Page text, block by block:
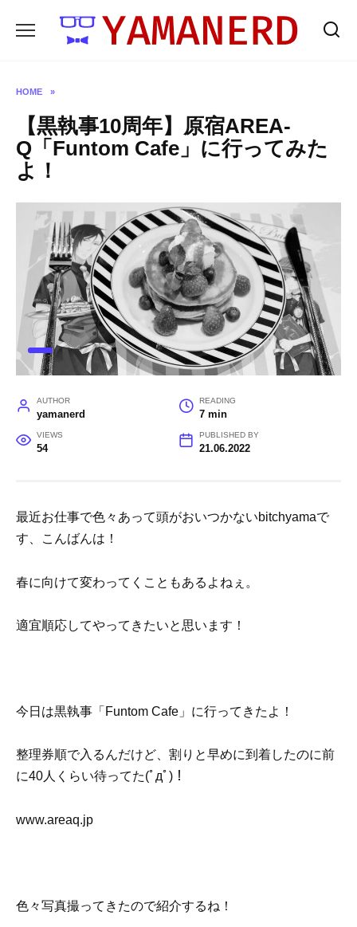
HOME »
【黒執事10周年】原宿AREA-
Q「Funtom Cafe」に行ってみた
よ！
AUTHOR
yamanerd
READING
7 min
VIEWS
54
PUBLISHED BY
21.06.2022
最近お仕事で色々あって頭がおいつかないbitchyamaで
す、こんばんは！
春に向けて変わってくこともあるよねぇ。
適宜順応してやってきたいと思います！
今日は黒執事「Funtom Cafe」に行ってきたよ！
整理券順で入るんだけど、割りと早めに到着したのに前
に40人くらい待ってた(ﾟдﾟ)！
www.areaq.jp
色々写真撮ってきたので紹介するね！